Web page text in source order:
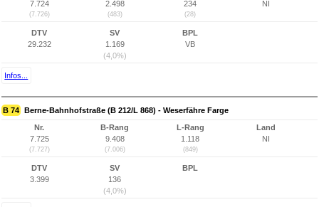
7.724
(7.726)
2.498
(483)
234
(28)
NI
DTV
29.232
SV
1.169
(4,0%)
BPL
VB
Infos...
B 74 Berne-Bahnhofstraße (B 212/L 868) - Weserfähre Farge
Nr.
7.725
(7.727)
B-Rang
9.408
(7.006)
L-Rang
1.118
(849)
Land
NI
DTV
3.399
SV
136
(4,0%)
BPL